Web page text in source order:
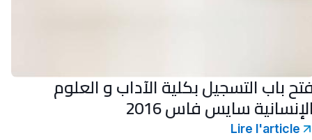
باب التسجيل بكلية الآداب و العلوم
سايس فاس 2016
Lire l'article